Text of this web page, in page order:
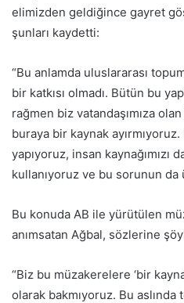
elimizden geldiğince gayret
şunları kaydetti:
“Bu anlamda uluslararası
bir katkısı olmadı. Bütün bu
rağmen biz vatandaşımıza
buraya bir kaynak ayırmıyoruz.
yapıyoruz, insan kaynağımızı
kullanıyoruz ve bu sorunun
Bu konuda AB ile yürütülen
anımsatan Ağbal, sözlerine
“Biz bu müzakerelere ‘bir
olarak bakmıyoruz. Bu aslında